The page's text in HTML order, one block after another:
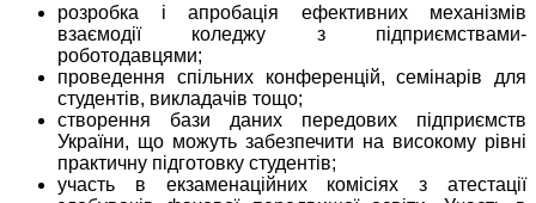
розробка і апробація ефективних механізмів
взаємодії коледжу з підприємствами-
роботодавцями;
проведення спільних конференцій, семінарів для
студентів, викладачів тощо;
створення бази даних передових підприємств
України, що можуть забезпечити на високому рівні
практичну підготовку студентів;
участь в екзаменаційних комісіях з атестації